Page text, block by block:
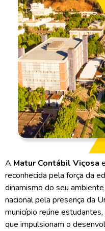
A Matur Contábil Viçosa
reconhecida pela força da
dinamismo do seu
nacional pela presença da
município reúne
que impulsionam o